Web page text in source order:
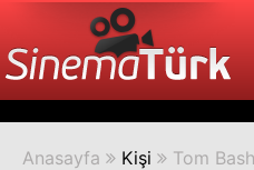
Anasayfa Kişi Tom